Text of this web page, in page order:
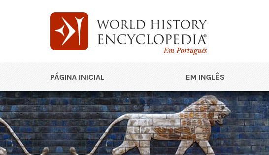
Em Português
PÁGINA INICIAL EM INGLÊS